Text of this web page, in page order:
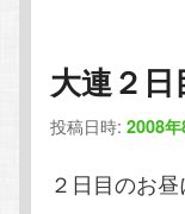
コ
ン
テ
ン
テ
ン
大連２
投稿日時:2008
２日目のお